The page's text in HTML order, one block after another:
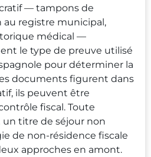
— tampons de
au registre municipal,
médical —
le type de preuve utilisé
pour déterminer la
documents figurent dans
ils peuvent être
fiscal. Toute
titre de séjour non
de non-résidence fiscale
approches en amont.